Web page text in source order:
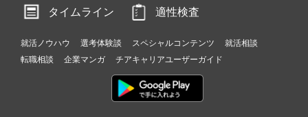
タイムライン
適性検査
就活ノウハウ 選考体験談 スペシャルコンテンツ
就活相談
転職相談
企業マンガ チアキャリアユーザーガイド